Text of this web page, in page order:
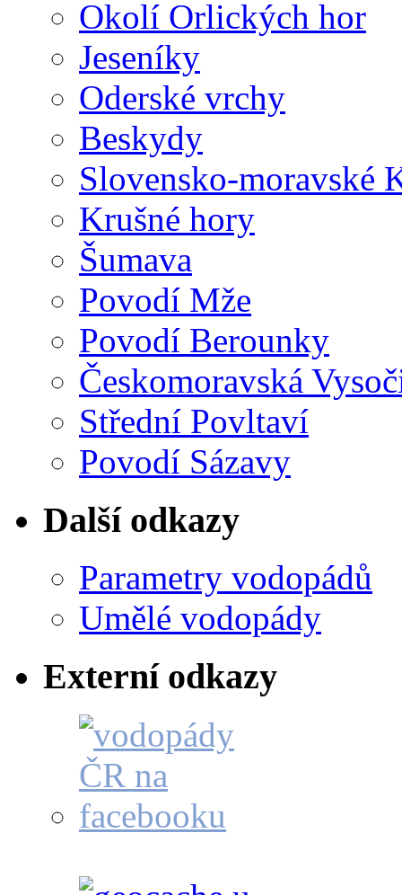
Okolí Orlických hor
Jeseníky
Oderské vrchy
Beskydy
Slovensko-moravské
Krušné hory
Šumava
Povodí Mže
Povodí Berounky
Českomoravská
Střední Povltaví
Povodí Sázavy
Další odkazy
Parametry vodopádů
Umělé vodopády
Externí odkazy